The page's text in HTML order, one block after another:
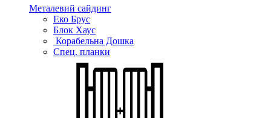
Металевий сайдинг
Еко Брус
Блок Хаус
Корабельна Дошка
Спец. планки